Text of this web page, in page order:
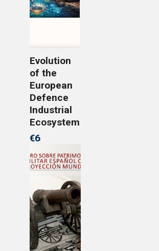
Evolution
of the
European
Defence
Industrial
Ecosystem
€6